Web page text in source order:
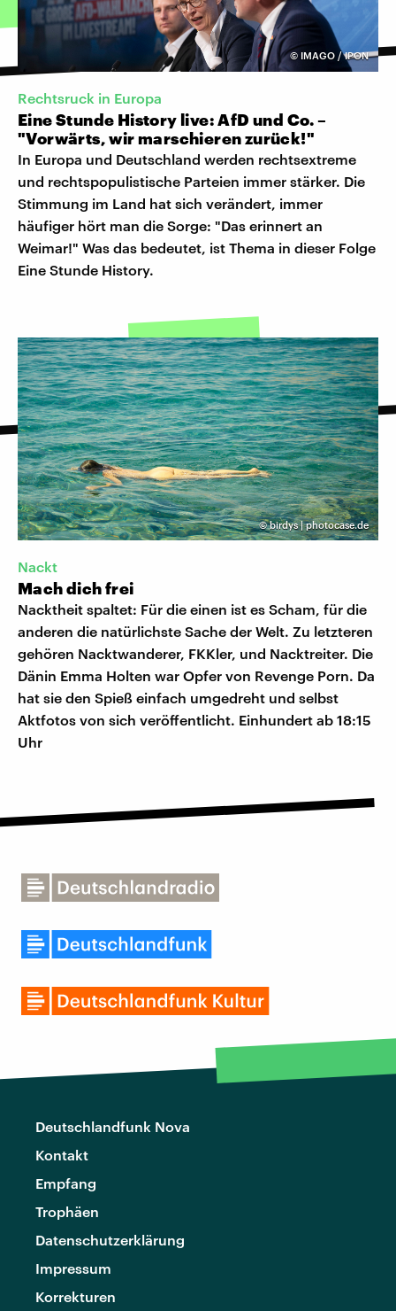
© IMAGO / IPON
Rechtsruck in Europa
Eine Stunde History live: AfD und Co. –
"Vorwärts, wir marschieren zurück!"
In Europa und Deutschland werden rechtsextreme
und rechtspopulistische Parteien immer stärker. Die
Stimmung im Land hat sich verändert, immer
häufiger hört man die Sorge: "Das erinnert an
Weimar!" Was das bedeutet, ist Thema in dieser Folge
Eine Stunde History.
©birdys | photocase.de
Nackt
Mach dich frei
Nacktheit spaltet: Für die einen ist es Scham, für die
anderen die natürlichste Sache der Welt. Zu letzteren
gehören Nacktwanderer, FKKler, und Nacktreiter. Die
Dänin Emma Holten war Opfer von Revenge Porn. Da
hat sie den Spieß einfach umgedreht und selbst
Aktfotos von sich veröffentlicht. Einhundert ab 18:15
Uhr
Deutschlandfunk Nova
Kontakt
Empfang
Trophäen
Datenschutzerklärung
Impressum
Korrekturen